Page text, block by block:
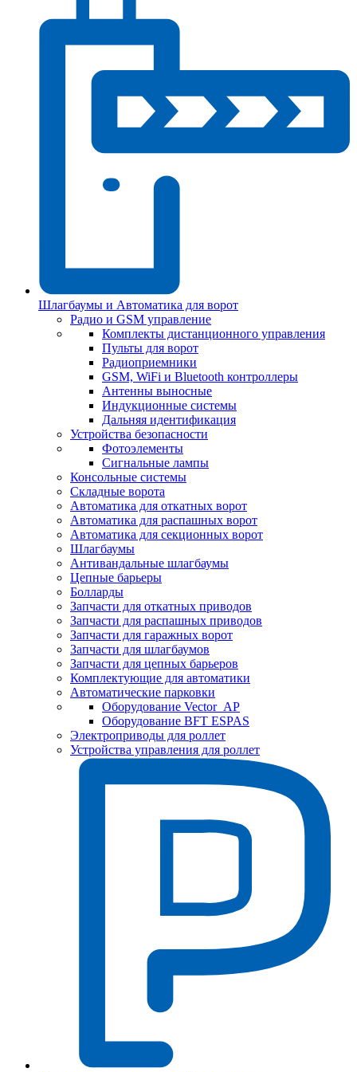
Шлагбаумы и Автоматика для ворот
Радио и GSM управление
Комплекты дистанционного управления
Пульты для ворот
Радиоприемники
GSM, WiFi и Bluetooth контроллеры
Антенны выносные
Индукционные системы
Дальняя идентификация
Устройства безопасности
Фотоэлементы
Сигнальные лампы
Консольные системы
Складные ворота
Автоматика для откатных ворот
Автоматика для распашных ворот
Автоматика для секционных ворот
Шлагбаумы
Антивандальные шлагбаумы
Цепные барьеры
Болларды
Запчасти для откатных приводов
Запчасти для распашных приводов
Запчасти для гаражных ворот
Запчасти для шлагбаумов
Запчасти для цепных барьеров
Комплектующие для автоматики
Автоматические парковки
Оборудование Vector_AP
Оборудование BFT ESPAS
Электроприводы для роллет
Устройства управления для роллет